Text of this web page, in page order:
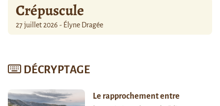
Crépuscule
27 juillet 2026 - Élyne Dragée
DÉCRYPTAGE
Le rapprochement entre